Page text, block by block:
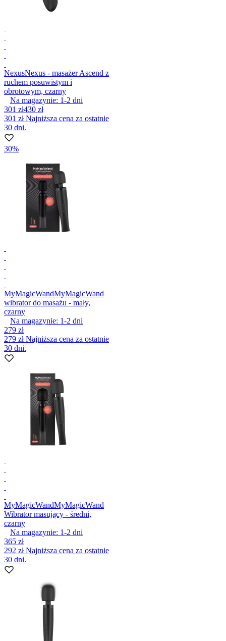
NexusNexus - masażer Ascend z
ruchem posuwistym i
obrotowym, czarny
Na magazynie: 1-2 dni
301 zł430 zł
301 złNajniższa cena za ostatnie
30 dni.
30%
MyMagicWandMyMagicWand
wibrator do masażu - mały,
czarny
Na magazynie: 1-2 dni
279 zł
279 złNajniższa cena za ostatnie
30 dni.
MyMagicWandMyMagicWand
Wibrator masujący - średni,
czarny
Na magazynie: 1-2 dni
365 zł
292 złNajniższa cena za ostatnie
30 dni.